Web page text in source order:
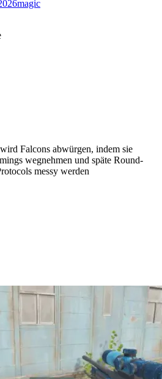
magic
Falcons abwürgen, indem sie
wegnehmen und späte Round-
messy werden